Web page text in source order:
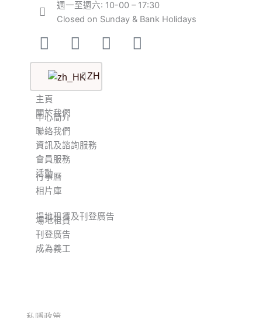
週一至週六: 10-00 – 17:30
Closed on Sunday & Bank Holidays
Facebook-
square
Instagram
TwitterYoutube
主頁
關於我們
中心簡介
聯絡我們
資訊及諮詢服務
會員服務
活動
行事曆
相片庫
場地租賃及刊登廣告
場地租賃
刊登廣告
成為義工
ZH